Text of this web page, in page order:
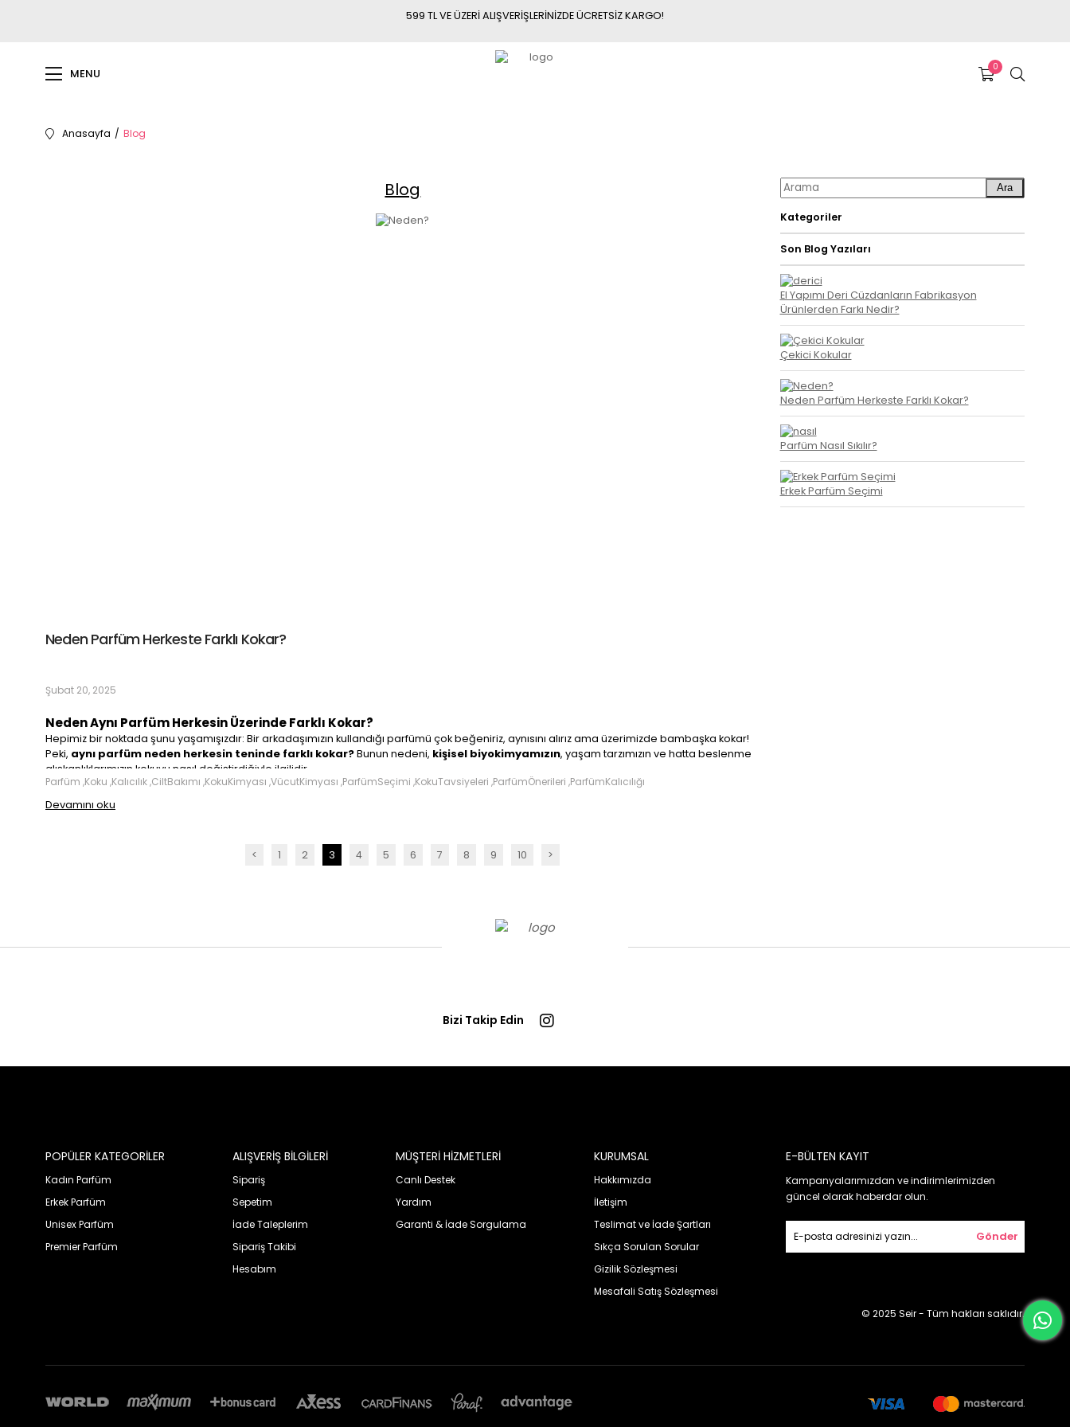
599 TL VE ÜZERİ ALIŞVERİŞLERİNİZDE ÜCRETSİZ KARGO!
MENU 0
Anasayfa Blog
Blog
Neden Parfüm Herkeste Farklı Kokar?
Şubat 20, 2025
Neden Aynı Parfüm Herkesin Üzerinde Farklı Kokar?
Hepimiz bir noktada şunu yaşamışızdır: Bir arkadaşımızın kullandığı parfümü çok beğeniriz, aynısını alırız ama üzerimizde bambaşka kokar!
Peki, aynı parfüm neden herkesin teninde farklı kokar?Bunun nedeni, kişisel biyokimyamızın, yaşam tarzımızın ve hatta beslenme
alışkanlıklarımızın kokuyu nasıl değiştirdiğiyle ilgilidir.
Parfüm ,Koku ,Kalıcılık ,CiltBakımı ,KokuKimyası ,VücutKimyası ,ParfümSeçimi ,KokuTavsiyeleri ,ParfümÖnerileri ,ParfümKalıcılığı
Devamını oku
< 1 2 3 4 5 6 7 8 9 10 >
Ara
Kategoriler
Son Blog Yazıları
El Yapımı Deri Cüzdanların Fabrikasyon
Ürünlerden Farkı Nedir?
Çekici Kokular
Neden Parfüm Herkeste Farklı Kokar?
Parfüm Nasıl Sıkılır?
Erkek Parfüm Seçimi
Bizi Takip Edin
POPÜLER KATEGORİLER
Kadın Parfüm
Erkek Parfüm
Unisex Parfüm
Premier Parfüm
ALIŞVERİŞ BİLGİLERİ
Sipariş
Sepetim
İade Taleplerim
Sipariş Takibi
Hesabım
MÜŞTERİ HİZMETLERİ
Canlı Destek
Yardım
Garanti & İade Sorgulama
KURUMSAL
Hakkımızda
İletişim
Teslimat ve İade Şartları
Sıkça Sorulan Sorular
Gizilik Sözleşmesi
Mesafali Satış Sözleşmesi
E-BÜLTEN KAYIT
Kampanyalarımızdan ve indirimlerimizden
güncel olarak haberdar olun.
Gönder
© 2025 Seir - Tüm hakları saklıdır.